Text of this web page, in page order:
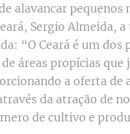
alavancar
Sergio Almeida,
“O Ceará é um
áreas propícias
a oferta de
da atração de
de cultivo e